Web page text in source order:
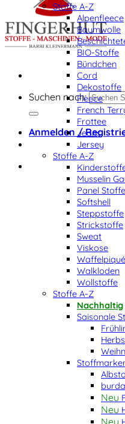
Suchen nach:
Anmelden /
Stoffe A-Z
Alpenfleece
Baumwolle
BIO-Stoffe
Bündchen
Cord
Dekostoffe
Fleece
French
Frottee
Jeans
Jersey
Stoffe A-Z
Musselin
Panel Stoffe
Softshell
Steppstoffe
Strickstoffe
Sweat
Viskose
Waffelpiqué
Walkloden
Wollstoffe
Stoffe A-Z
Nachhaltig
Saisonale